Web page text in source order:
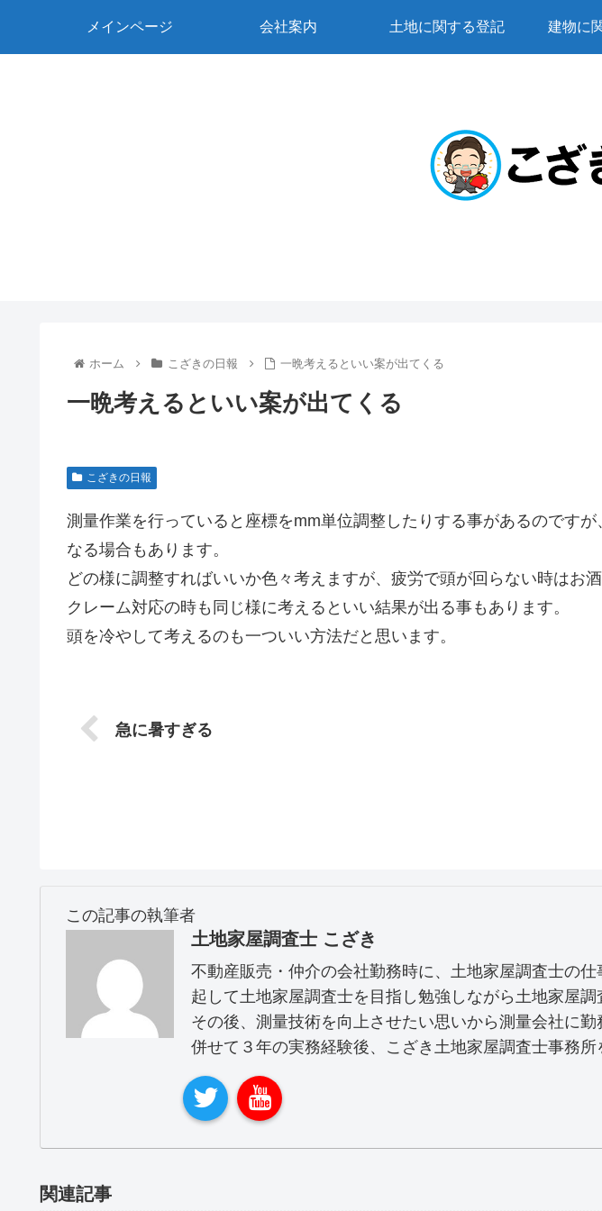
メインページ 会社案内 土地に関する登記 建物に
ホーム こざきの日報 一晩考えるといい案が出てくる
一晩考えるといい案が出てくる
こざきの日報
測量作業を行っていると座標をmm単位調整したりする事があるのです
なる場合もあります。
どの様に調整すればいいか色々考えますが、疲労で頭が回らない時はお
クレーム対応の時も同じ様に考えるといい結果が出る事もあります。
頭を冷やして考えるのも一ついい方法だと思います。
急に暑すぎる
この記事の執筆者
土地家屋調査士 こざき
不動産販売・仲介の会社勤務時に、土地家屋調査士の
起して土地家屋調査士を目指し勉強しながら土地家屋調
その後、測量技術を向上させたい思いから測量会社に勤
併せて３年の実務経験後、こざき土地家屋調査士事務所
関連記事